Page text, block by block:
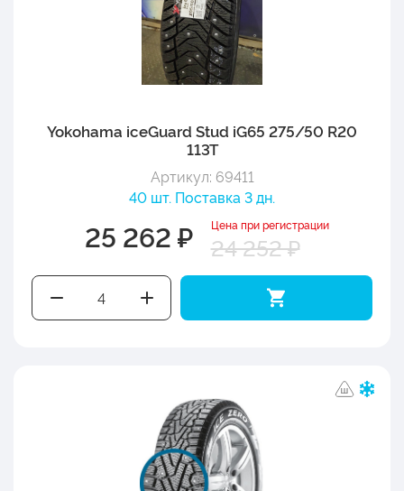
Yokohama iceGuard Stud iG65 275/50 R20
113T
Артикул: 69411
40 шт. Поставка 3 дн.
25 262 ₽ Цена при регистрации
24 252 ₽